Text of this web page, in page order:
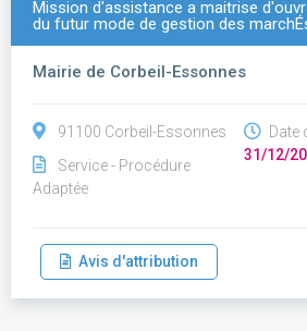
Mission d'assistance a maitrise
du futur mode de gestion des
Mairie de Corbeil-Essonnes
91100 Corbeil-Essonnes
Service - Procédure
Adaptée
Date
31/12/
Avis d'attribution